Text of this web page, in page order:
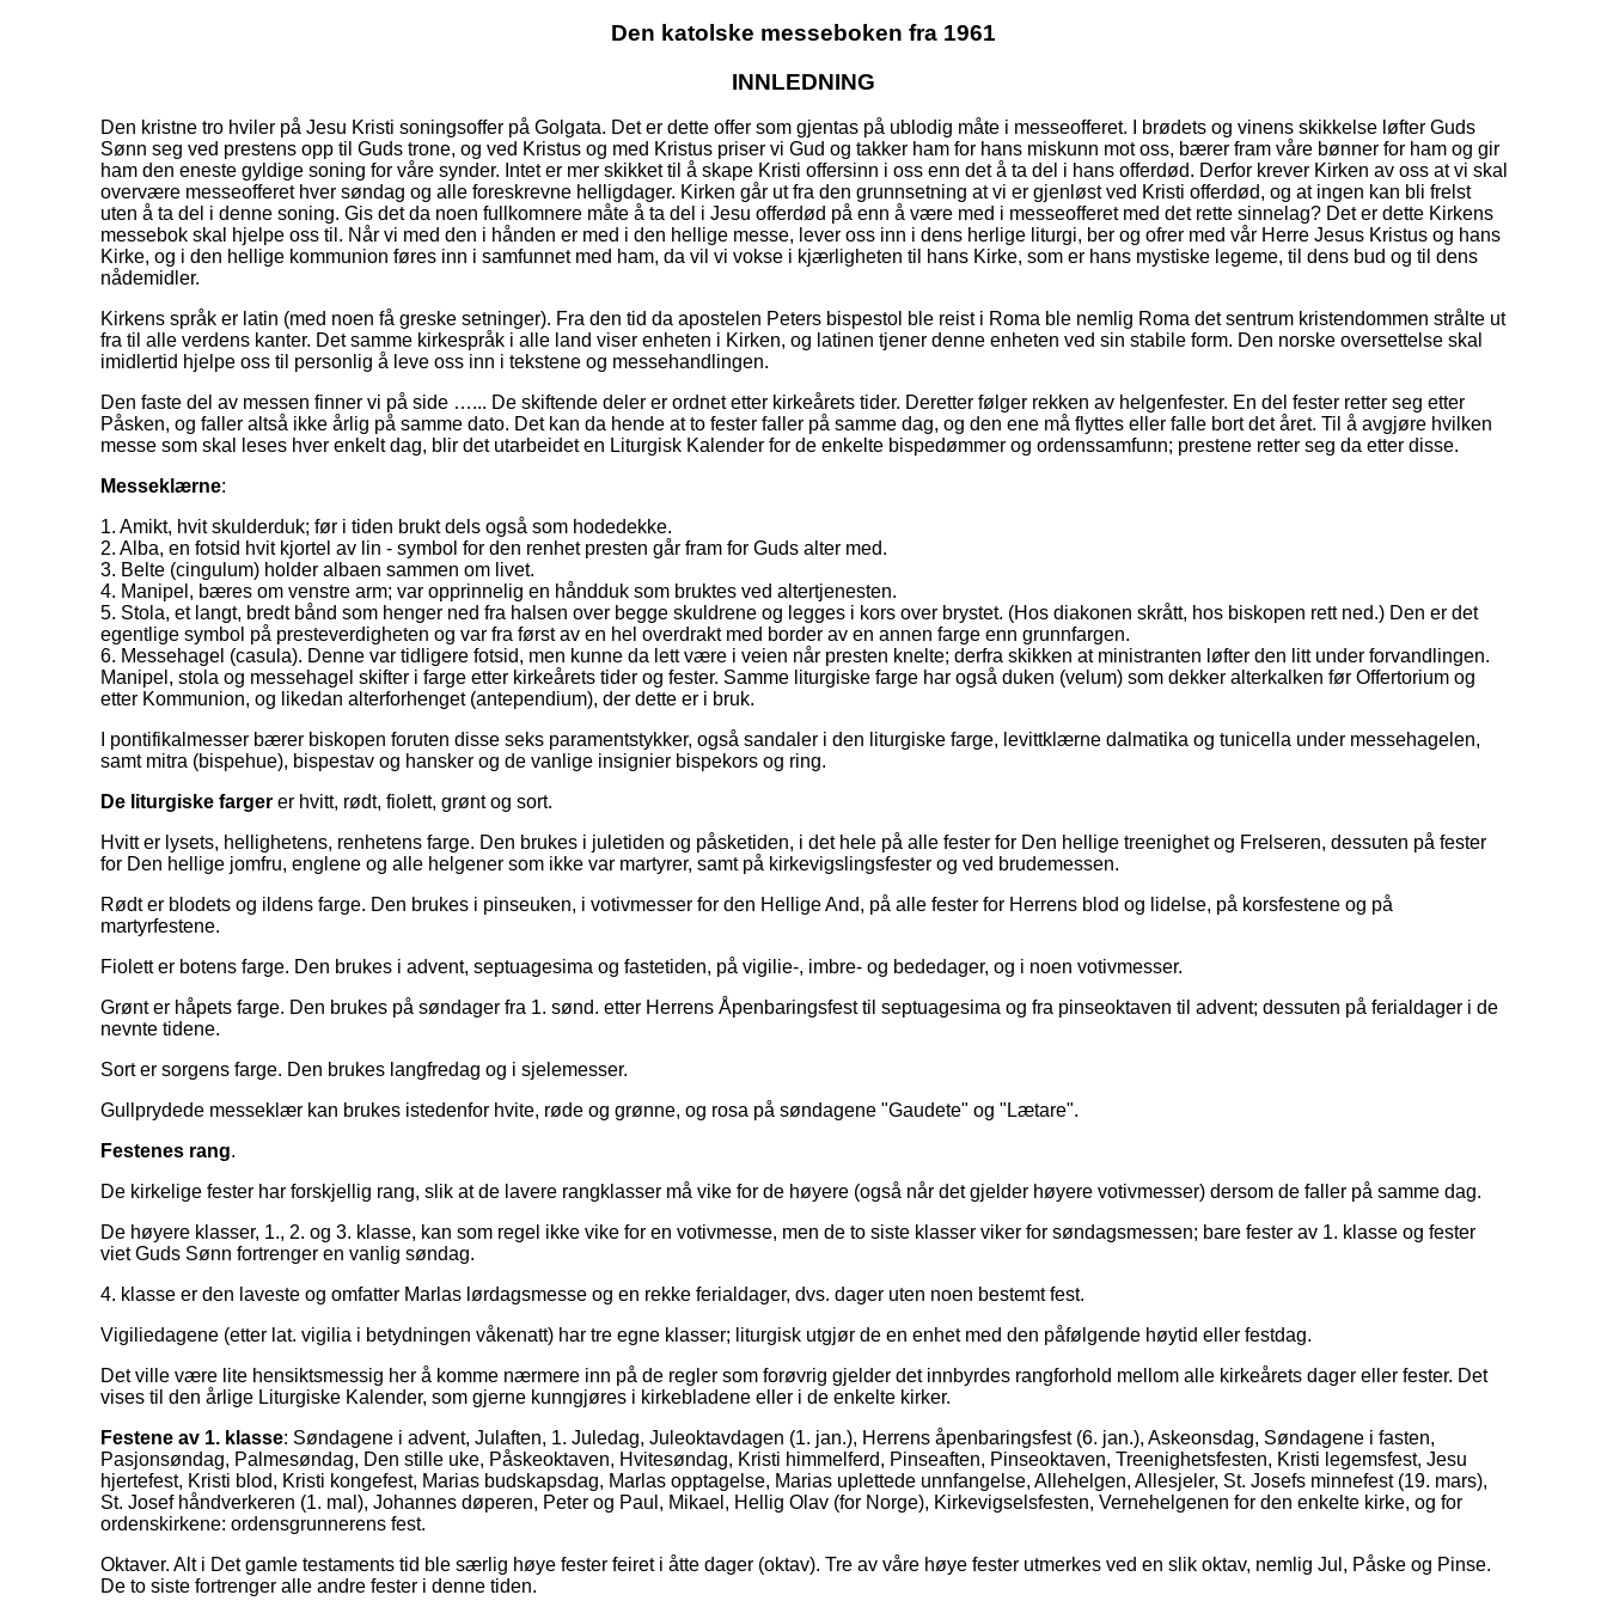
Den katolske messeboken fra 1961
INNLEDNING
Den kristne tro hviler på Jesu Kristi soningsoffer på Golgata. Det er dette offer som gjentas på ublodig måte i messeofferet. I brødets og vinens skikkelse løfter Guds
Sønn seg ved prestens opp til Guds trone, og ved Kristus og med Kristus priser vi Gud og takker ham for hans miskunn mot oss, bærer fram våre bønner for ham og gir
ham den eneste gyldige soning for våre synder. Intet er mer skikket til å skape Kristi offersinn i oss enn det å ta del i hans offerdød. Derfor krever Kirken av oss at vi skal
overvære messeofferet hver søndag og alle foreskrevne helligdager. Kirken går ut fra den grunnsetning at vi er gjenløst ved Kristi offerdød, og at ingen kan bli frelst
uten å ta del i denne soning. Gis det da noen fullkomnere måte å ta del i Jesu offerdød på enn å være med i messeofferet med det rette sinnelag? Det er dette Kirkens
messebok skal hjelpe oss til. Når vi med den i hånden er med i den hellige messe, lever oss inn i dens herlige liturgi, ber og ofrer med vår Herre Jesus Kristus og hans
Kirke, og i den hellige kommunion føres inn i samfunnet med ham, da vil vi vokse i kjærligheten til hans Kirke, som er hans mystiske legeme, til dens bud og til dens
nådemidler.
Kirkens språk er latin (med noen få greske setninger). Fra den tid da apostelen Peters bispestol ble reist i Roma ble nemlig Roma det sentrum kristendommen strålte ut
fra til alle verdens kanter. Det samme kirkespråk i alle land viser enheten i Kirken, og latinen tjener denne enheten ved sin stabile form. Den norske oversettelse skal
imidlertid hjelpe oss til personlig å leve oss inn i tekstene og messehandlingen.
Den faste del av messen finner vi på side …... De skiftende deler er ordnet etter kirkeårets tider. Deretter følger rekken av helgenfester. En del fester retter seg etter
Påsken, og faller altså ikke årlig på samme dato. Det kan da hende at to fester faller på samme dag, og den ene må flyttes eller falle bort det året. Til å avgjøre hvilken
messe som skal leses hver enkelt dag, blir det utarbeidet en Liturgisk Kalender for de enkelte bispedømmer og ordenssamfunn; prestene retter seg da etter disse.
Messeklærne:
1. Amikt, hvit skulderduk; før i tiden brukt dels også som hodedekke.
2. Alba, en fotsid hvit kjortel av lin - symbol for den renhet presten går fram for Guds alter med.
3. Belte (cingulum) holder albaen sammen om livet.
4. Manipel, bæres om venstre arm; var opprinnelig en håndduk som bruktes ved altertjenesten.
5. Stola, et langt, bredt bånd som henger ned fra halsen over begge skuldrene og legges i kors over brystet. (Hos diakonen skrått, hos biskopen rett ned.) Den er det
egentlige symbol på presteverdigheten og var fra først av en hel overdrakt med border av en annen farge enn grunnfargen.
6. Messehagel (casula). Denne var tidligere fotsid, men kunne da lett være i veien når presten knelte; derfra skikken at ministranten løfter den litt under forvandlingen.
Manipel, stola og messehagel skifter i farge etter kirkeårets tider og fester. Samme liturgiske farge har også duken (velum) som dekker alterkalken før Offertorium og
etter Kommunion, og likedan alterforhenget (antependium), der dette er i bruk.
I pontifikalmesser bærer biskopen foruten disse seks paramentstykker, også sandaler i den liturgiske farge, levittklærne dalmatika og tunicella under messehagelen,
samt mitra (bispehue), bispestav og hansker og de vanlige insignier bispekors og ring.
De liturgiske fargerer hvitt, rødt, fiolett, grønt og sort.
Hvitt er lysets, hellighetens, renhetens farge. Den brukes i juletiden og påsketiden, i det hele på alle fester for Den hellige treenighet og Frelseren, dessuten på fester
for Den hellige jomfru, englene og alle helgener som ikke var martyrer, samt på kirkevigslingsfester og ved brudemessen.
Rødt er blodets og ildens farge. Den brukes i pinseuken, i votivmesser for den Hellige And, på alle fester for Herrens blod og lidelse, på korsfestene og på
martyrfestene.
Fiolett er botens farge. Den brukes i advent, septuagesima og fastetiden, på vigilie-, imbre- og bededager, og i noen votivmesser.
Grønt er håpets farge. Den brukes på søndager fra 1. sønd. etter Herrens Åpenbaringsfest til septuagesima og fra pinseoktaven til advent; dessuten på ferialdager i de
nevnte tidene.
Sort er sorgens farge. Den brukes langfredag og i sjelemesser.
Gullprydede messeklær kan brukes istedenfor hvite, røde og grønne, og rosa på søndagene "Gaudete" og "Lætare".
Festenes rang.
De kirkelige fester har forskjellig rang, slik at de lavere rangklasser må vike for de høyere (også når det gjelder høyere votivmesser) dersom de faller på samme dag.
De høyere klasser, 1., 2. og 3. klasse, kan som regel ikke vike for en votivmesse, men de to siste klasser viker for søndagsmessen; bare fester av 1. klasse og fester
viet Guds Sønn fortrenger en vanlig søndag.
4. klasse er den laveste og omfatter Marlas lørdagsmesse og en rekke ferialdager, dvs. dager uten noen bestemt fest.
Vigiliedagene (etter lat. vigilia i betydningen våkenatt) har tre egne klasser; liturgisk utgjør de en enhet med den påfølgende høytid eller festdag.
Det ville være lite hensiktsmessig her å komme nærmere inn på de regler som forøvrig gjelder det innbyrdes rangforhold mellom alle kirkeårets dager eller fester. Det
vises til den årlige Liturgiske Kalender, som gjerne kunngjøres i kirkebladene eller i de enkelte kirker.
Festene av 1. klasse: Søndagene i advent, Julaften, 1. Juledag, Juleoktavdagen (1. jan.), Herrens åpenbaringsfest (6. jan.), Askeonsdag, Søndagene i fasten,
Pasjonsøndag, Palmesøndag, Den stille uke, Påskeoktaven, Hvitesøndag, Kristi himmelferd, Pinseaften, Pinseoktaven, Treenighetsfesten, Kristi legemsfest, Jesu
hjertefest, Kristi blod, Kristi kongefest, Marias budskapsdag, Marlas opptagelse, Marias uplettede unnfangelse, Allehelgen, Allesjeler, St. Josefs minnefest (19. mars),
St. Josef håndverkeren (1. mal), Johannes døperen, Peter og Paul, Mikael, Hellig Olav (for Norge), Kirkevigselsfesten, Vernehelgenen for den enkelte kirke, og for
ordenskirkene: ordensgrunnerens fest.
Oktaver. Alt i Det gamle testaments tid ble særlig høye fester feiret i åtte dager (oktav). Tre av våre høye fester utmerkes ved en slik oktav, nemlig Jul, Påske og Pinse.
De to siste fortrenger alle andre fester i denne tiden.